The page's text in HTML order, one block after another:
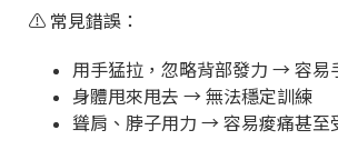
⚠️ 常見錯誤：
用手猛拉，忽略背部發力 → 容易
身體甩來甩去 → 無法穩定訓練
聳肩、脖子用力 → 容易痠痛甚至